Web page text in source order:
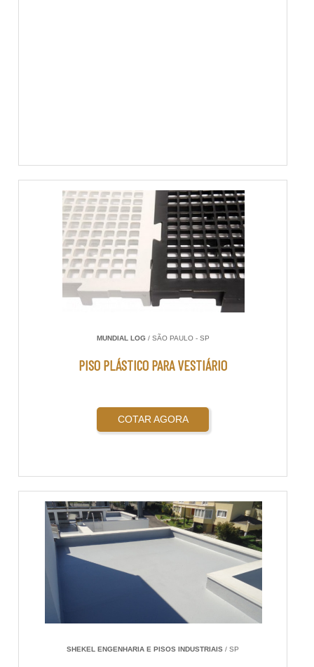
MUNDIAL LOG/ SÃO PAULO - SP
PISO PLÁSTICO PARA VESTIÁRIO
COTAR AGORA
SHEKEL ENGENHARIA E PISOS INDUSTRIAIS / SP